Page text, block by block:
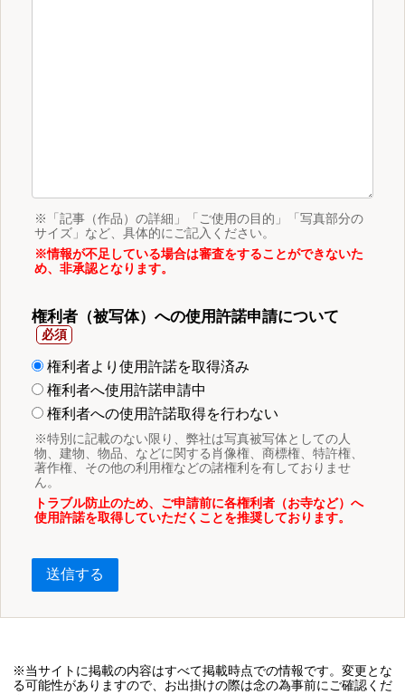
※「記事（作品）の詳細」「ご使用の目的」「写真部分の
サイズ」など、具体的にご記入ください。
※情報が不足している場合は審査をすることができないた
め、非承認となります。
権利者（被写体）への使用許諾申請について
権利者より使用許諾を取得済み
権利者へ使用許諾申請中
権利者への使用許諾取得を行わない
※特別に記載のない限り、弊社は写真被写体としての人
物、建物、物品、などに関する肖像権、商標権、特許権、
著作権、その他の利用権などの諸権利を有しておりませ
ん。
トラブル防止のため、ご申請前に各権利者（お寺など）へ
使用許諾を取得していただくことを推奨しております。
送信する
※当サイトに掲載の内容はすべて掲載時点での情報です。変更とな
る可能性がありますので、お出掛けの際は念の為事前にご確認くだ